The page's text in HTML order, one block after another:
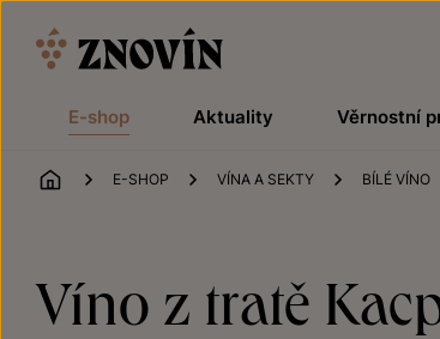
E-shop Aktuality Věrnostní
ÚVOD
E-SHOP VÍNA A SEKTY BÍLÉ VÍNO
Víno z tratě